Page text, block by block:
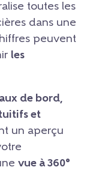
toutes les
dans une
peuvent
les
de bord,
et
un aperçu
vue à 360°